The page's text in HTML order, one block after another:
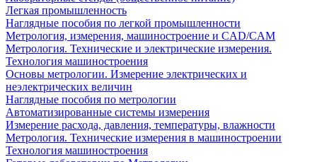
Легкая промышленность
Наглядные пособия по легкой промышленности
Метрология, измерения, машиностроение и CAD/CAM
Метрология. Технические и электрические измерения.
Технология машиностроения
Основы метрологии. Измерение электрических и
неэлектрических величин
Наглядные пособия по метрологии
Автоматизированные системы измерения
Измерение расхода, давления, температуры, влажности
Метрология. Технические измерения в машиностроении
Технология машиностроения